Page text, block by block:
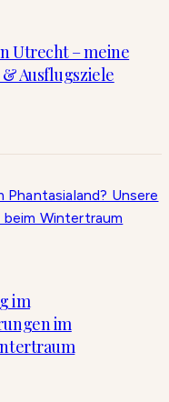
Utrecht – meine
Ausflugsziele
im
im